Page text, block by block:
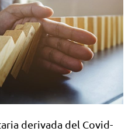
derivada del Covid-